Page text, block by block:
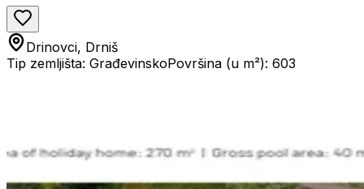
Drinovci, Drniš
Tip zemljišta: GrađevinskoPovršina (u m²): 603